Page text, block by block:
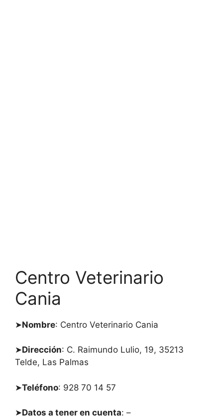
Centro Veterinario
Cania
➤Nombre: Centro Veterinario Cania
➤Dirección: C. Raimundo Lulio, 19, 35213
Telde, Las Palmas
➤Teléfono: 928 70 14 57
➤Datos a tener en cuenta: –